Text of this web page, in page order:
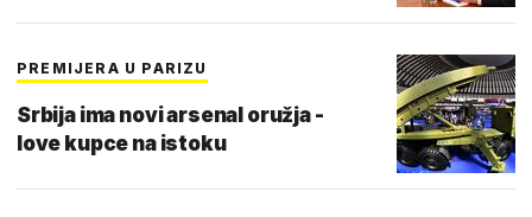
PREMIJERA U PARIZU
Srbija ima novi arsenal oružja -
love kupce na istoku